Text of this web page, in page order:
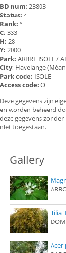
BD num: 23803
Status: 4
Rank: °
C: 333
H: 28
Y: 2000
Park: ARBRE ISOLE /
City: Havelange
Park code: ISOLE
Access code: O
Deze gegevens zijn
en worden beheerd
deze gegevens
niet toegestaan.
Gallery
Tilia
Acer